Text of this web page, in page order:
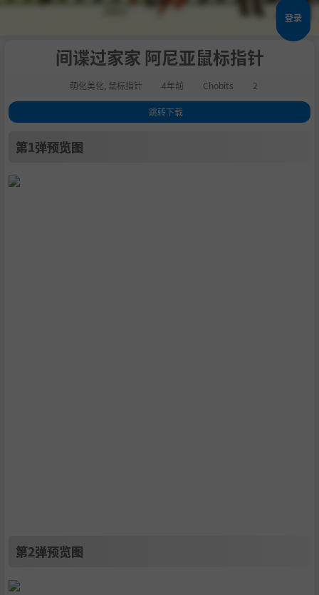
登录
间谍过家家 阿尼亚鼠标指针
萌化美化 鼠标指针 4年前 Chobits 2
跳转下载
2.第2弹预览图
第1弹预览图
第2弹预览图